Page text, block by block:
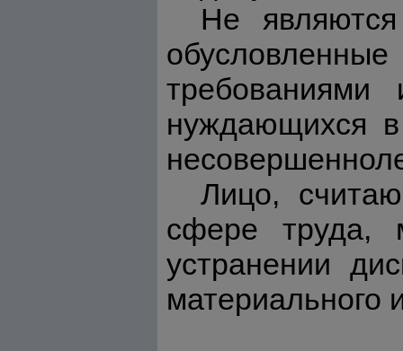
Не
требованиями
нуждающихся
Лицо,
сфере труда,
устранении
материального